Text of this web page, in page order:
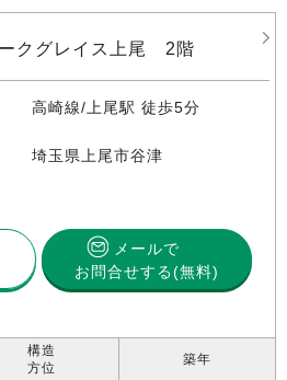
クグレイス上尾 2階
高崎線/上尾駅 徒歩5分
埼玉県上尾市谷津
メールで
お問合せする(無料)
構造
方位
築年